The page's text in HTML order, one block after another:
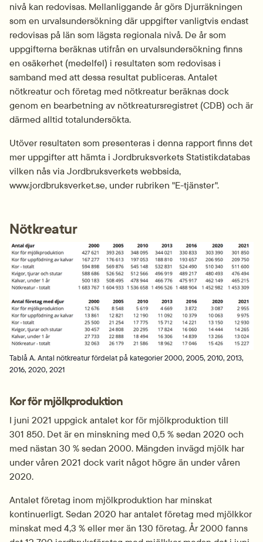
nivå kan redovisas. Mellanliggande år görs Djurräkningen
som en urvalsundersökning där uppgifter vanligtvis endast
redovisas på län som lägsta regionala nivå. De år som
uppgifterna beräknas utifrån en urvalsundersökning finns
en osäkerhet (medelfel) i resultaten som redovisas i
samband med att dessa resultat publiceras. Antalet
nötkreatur och företag med nötkreatur beräknas dock
genom en bearbetning av nötkreatursregistret (CDB) och är
därmed alltid totalundersökta.
Utöver resultaten som presenteras i denna rapport finns det
mer uppgifter att hämta i Jordbruksverkets Statistikdatabas
vilken nås via Jordbruksverkets webbsida,
www.jordbruksverket.se, under rubriken "E-tjänster".
Nötkreatur
Tablå A. Antal nötkreatur fördelat på kategorier 2000, 2005, 2010, 2013,
2016, 2020, 2021
Kor för mjölkproduktion
I juni 2021 uppgick antalet kor för mjölkproduktion till
301 850. Det är en minskning med 0,5 % sedan 2020 och
med nästan 30 % sedan 2000. Mängden invägd mjölk har
under våren 2021 dock varit något högre än under våren
2020.
Antalet företag inom mjölkproduktion har minskat
kontinuerligt. Sedan 2020 har antalet företag med mjölkkor
minskat med 4,3 % eller mer än 130 företag. År 2000 fanns